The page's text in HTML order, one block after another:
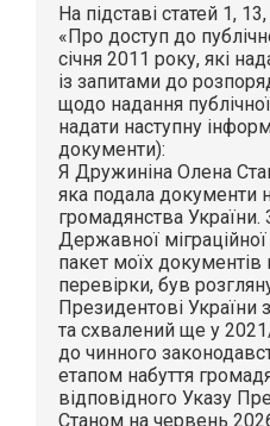
На підставі статей 1,
«Про доступ до
січня 2011 року, які
із запитами до
щодо надання
надати наступну
документи):
Я Дружиніна Олена
яка подала документи
громадянства
Державної
пакет моїх документів
перевірки, був
Президентові України
та схвалений ще у
до чинного
етапом набуття
відповідного Указу
Станом на червень